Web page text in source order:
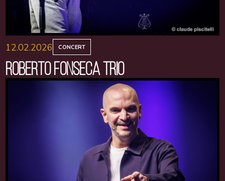
12.02.2026 CONCERT
ROBERTO FONSECA TRIO